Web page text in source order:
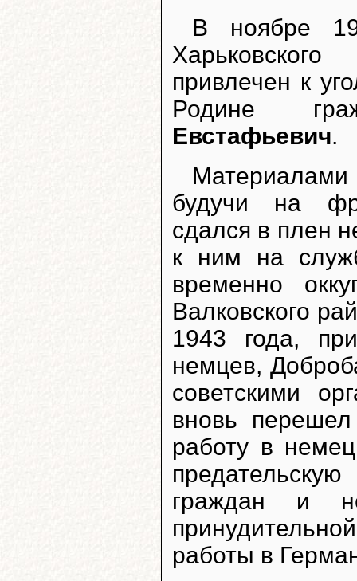
В ноябре
привлечен к
Родине
Евстафьевич.
будучи на
сдался в плен
к ним на
временно
Валковского
1943 года,
немцев,
советскими
вновь
работу в
граждан и
работы в